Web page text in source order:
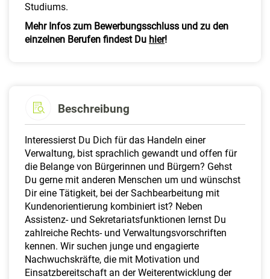
Studiums.
Mehr Infos zum Bewerbungsschluss und zu den
einzelnen Berufen findest Du hier!
Beschreibung
Interessierst Du Dich für das Handeln einer
Verwaltung, bist sprachlich gewandt und offen für
die Belange von Bürgerinnen und Bürgern? Gehst
Du gerne mit anderen Menschen um und wünschst
Dir eine Tätigkeit, bei der Sachbearbeitung mit
Kundenorientierung kombiniert ist? Neben
Assistenz- und Sekretariatsfunktionen lernst Du
zahlreiche Rechts- und Verwaltungsvorschriften
kennen. Wir suchen junge und engagierte
Nachwuchskräfte, die mit Motivation und
Einsatzbereitschaft an der Weiterentwicklung der